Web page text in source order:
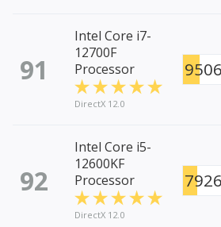
91
Intel Core i7-
12700F
Processor
DirectX 12.0
9506
92
Intel Core i5-
12600KF
Processor
DirectX 12.0
7926